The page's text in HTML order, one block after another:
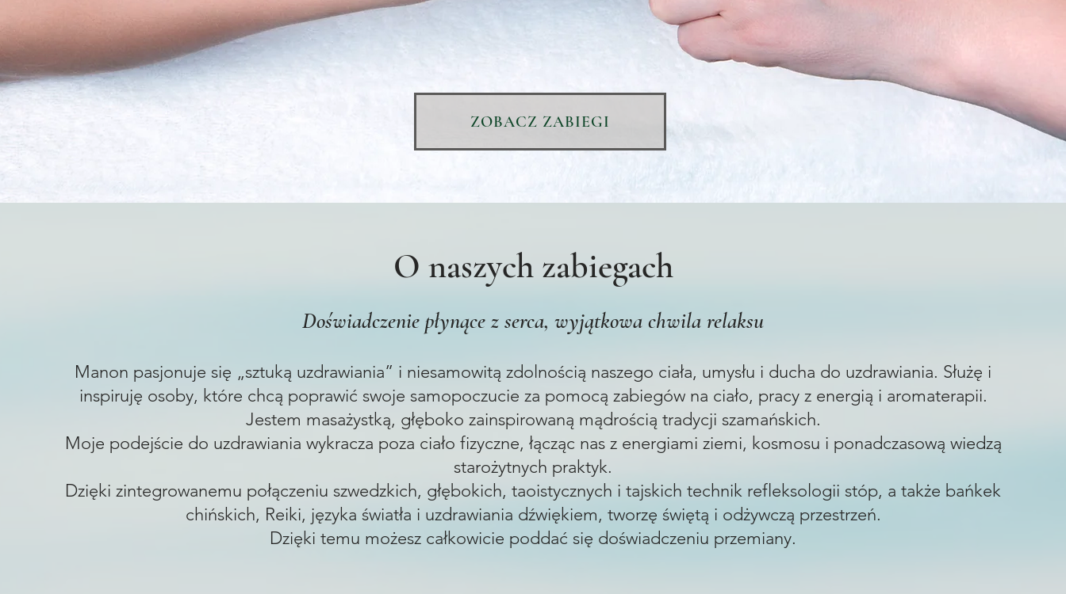
ZOBACZ ZABIEGI
O naszych zabiegach
Doświadczenie płynące z serca, wyjątkowa chwila relaksu
Manon pasjonuje się „sztuką uzdrawiania” i niesamowitą zdolnością naszego ciała, umysłu i ducha do uzdrawiania. Służę i
inspiruję osoby, które chcą poprawić swoje samopoczucie za pomocą zabiegów na ciało, pracy z energią i aromaterapii.
Jestem masażystką, głęboko zainspirowaną mądrością tradycji szamańskich.
Moje podejście do uzdrawiania wykracza poza ciało fizyczne, łącząc nas z energiami ziemi, kosmosu i ponadczasową wiedzą
starożytnych praktyk.
Dzięki zintegrowanemu połączeniu szwedzkich, głębokich, taoistycznych i tajskich technik refleksologii stóp, a także bańkek
chińskich, Reiki, języka światła i uzdrawiania dźwiękiem, tworzę świętą i odżywczą przestrzeń.
Dzięki temu możesz całkowicie poddać się doświadczeniu przemiany.